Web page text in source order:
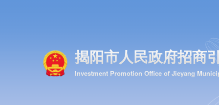
揭阳市人民政府招商
Investment Promotion Office of Jieyang